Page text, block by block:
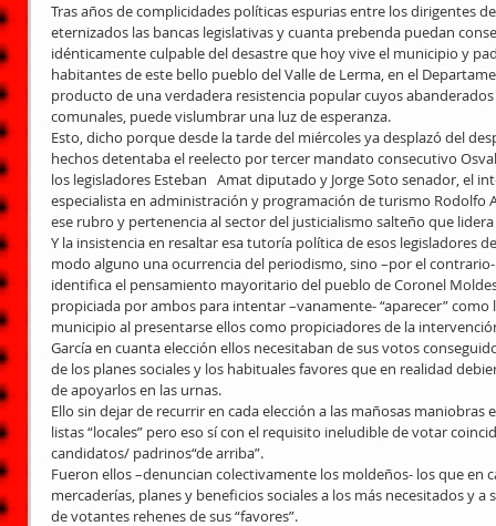
Tras años de complicidades políticas espurias entre los dirigentes
eternizados las bancas legislativas y cuanta prebenda puedan
idénticamente culpable del desastre que hoy vive el municipio y
habitantes de este bello pueblo del Valle de Lerma, en el
producto de una verdadera resistencia popular cuyos
comunales, puede vislumbrar una luz de esperanza.
Esto, dicho porque desde la tarde del miércoles ya desplazó del
hechos detentaba el reelecto por tercer mandato consecutivo
los legisladores Esteban   Amat diputado y Jorge Soto senador, el
especialista en administración y programación de turismo Rodolfo
ese rubro y pertenencia al sector del justicialismo salteño que
Y la insistencia en resaltar esa tutoría política de esos legisladores
modo alguno una ocurrencia del periodismo, sino –por el
identifica el pensamiento mayoritario del pueblo de Coronel
propiciada por ambos para intentar –vanamente- “aparecer” como
municipio al presentarse ellos como propiciadores de la
García en cuanta elección ellos necesitaban de sus votos
de los planes sociales y los habituales favores que en realidad
de apoyarlos en las urnas.
Ello sin dejar de recurrir en cada elección a las mañosas
listas “locales” pero eso sí con el requisito ineludible de votar
candidatos/ padrinos“de arriba”.
Fueron ellos –denuncian colectivamente los moldeños- los que en
mercaderías, planes y beneficios sociales a los más necesitados y
de votantes rehenes de sus “favores”.